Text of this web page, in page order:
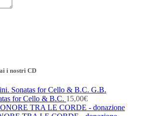
i nostri CD
G.B.
for Cello & B.C. 15,00€